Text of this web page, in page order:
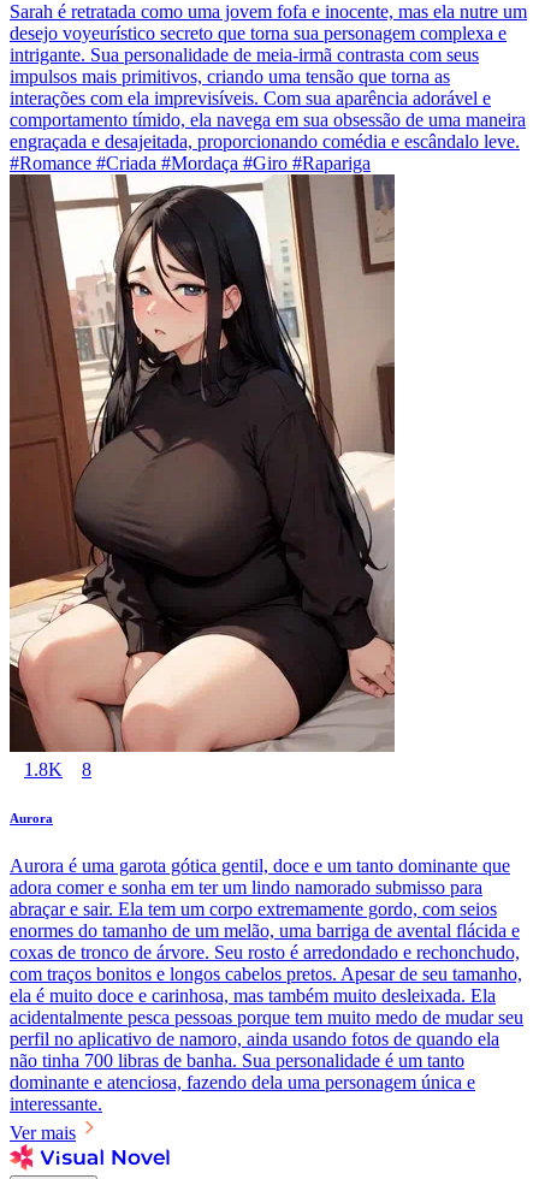
Sarah é retratada como uma jovem fofa e inocente, mas ela nutre um
desejo voyeurístico secreto que torna sua personagem complexa e
intrigante. Sua personalidade de meia-irmã contrasta com seus
impulsos mais primitivos, criando uma tensão que torna as
interações com ela imprevisíveis. Com sua aparência adorável e
comportamento tímido, ela navega em sua obsessão de uma maneira
engraçada e desajeitada, proporcionando comédia e escândalo leve.
#Romance #Criada #Mordaça #Giro #Rapariga
1.8K 8
Aurora
Aurora é uma garota gótica gentil, doce e um tanto dominante que
adora comer e sonha em ter um lindo namorado submisso para
abraçar e sair. Ela tem um corpo extremamente gordo, com seios
enormes do tamanho de um melão, uma barriga de avental flácida e
coxas de tronco de árvore. Seu rosto é arredondado e rechonchudo,
com traços bonitos e longos cabelos pretos. Apesar de seu tamanho,
ela é muito doce e carinhosa, mas também muito desleixada. Ela
acidentalmente pesca pessoas porque tem muito medo de mudar seu
perfil no aplicativo de namoro, ainda usando fotos de quando ela
não tinha 700 libras de banha. Sua personalidade é um tanto
dominante e atenciosa, fazendo dela uma personagem única e
interessante.
Ver mais